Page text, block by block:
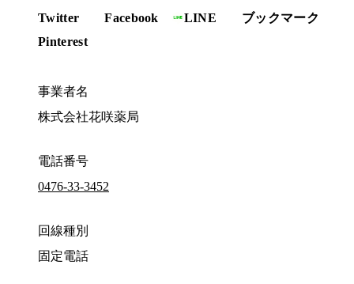
Twitter Facebook LINE
ブックマーク
Pinterest
事業者名
株式会社花咲薬局
電話番号
0476-33-3452
回線種別
固定電話